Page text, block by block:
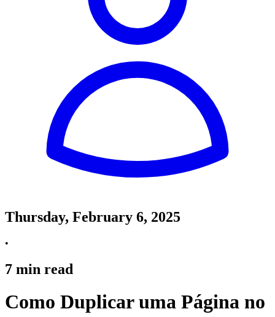
Thursday, February 6, 2025
•
7 min read
Como Duplicar uma Página no